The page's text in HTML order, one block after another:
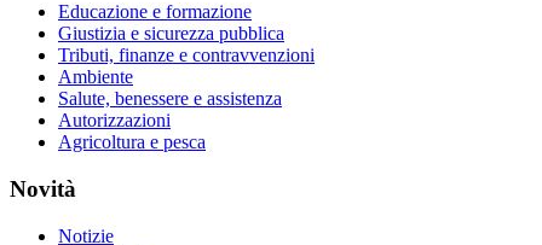
Educazione e formazione
Giustizia e sicurezza pubblica
Tributi, finanze e contravvenzioni
Ambiente
Salute, benessere e assistenza
Autorizzazioni
Agricoltura e pesca
Novità
Notizie